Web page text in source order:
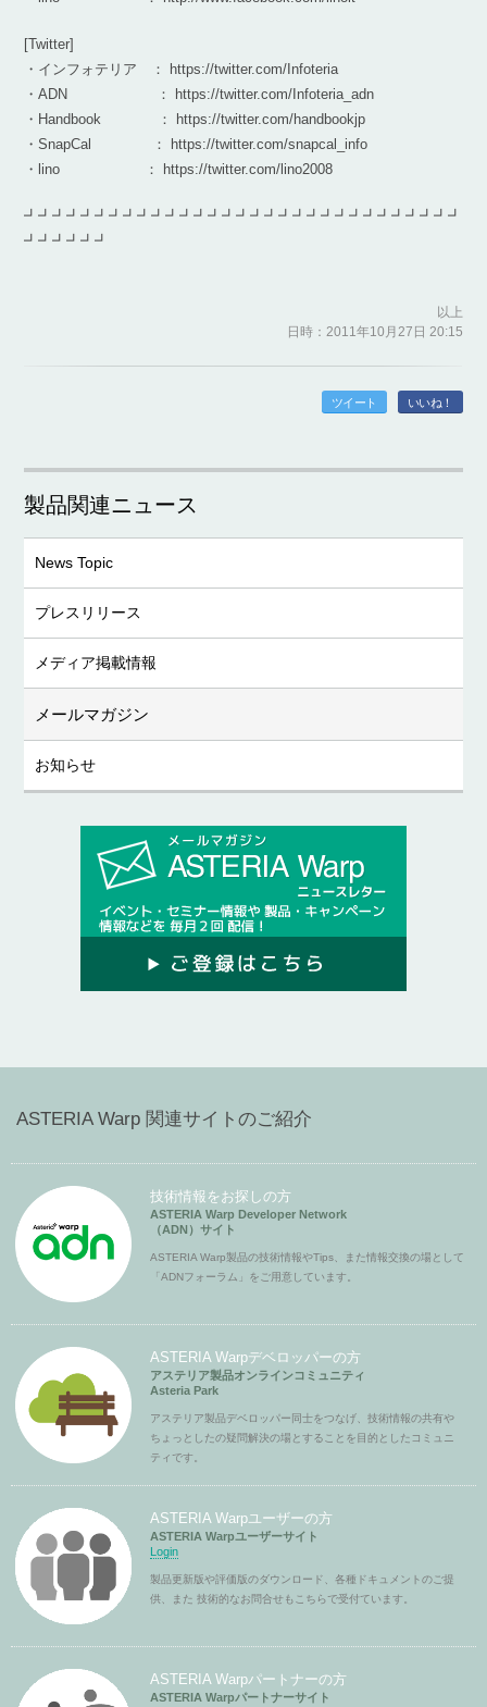
[Twitter]
・インフォテリア ： https://twitter.com/Infoteria
・ADN ： https://twitter.com/Infoteria_adn
・Handbook ： https://twitter.com/handbookjp
・SnapCal ： https://twitter.com/snapcal_info
・lino ： https://twitter.com/lino2008
┛┛┛┛┛┛┛┛┛┛┛┛┛┛┛┛┛┛┛┛┛┛┛┛┛┛┛┛┛┛┛
┛┛┛┛┛┛
以上
日時：2011年10月27日 20:15
ツイート いいね！
製品関連ニュース
News Topic
プレスリリース
メディア掲載情報
メールマガジン
お知らせ
ASTERIA Warp 関連サイトのご紹介
技術情報をお探しの方
ASTERIA Warp Developer Network
（ADN）サイト
ASTERIA Warp製品の技術情報やTips、また情報交換の場として
「ADNフォーラム」をご用意しています。
ASTERIA Warpデベロッパーの方
アステリア製品オンラインコミュニティ
Asteria Park
アステリア製品デベロッパー同士をつなげ、技術情報の共有や
ちょっとしたの疑問解決の場とすることを目的としたコミュニ
ティです。
ASTERIA Warpユーザーの方
ASTERIA Warpユーザーサイト
Login
製品更新版や評価版のダウンロード、各種ドキュメントのご提
供、また 技術的なお問合せもこちらで受付ています。
ASTERIA Warpパートナーの方
ASTERIA Warpパートナーサイト